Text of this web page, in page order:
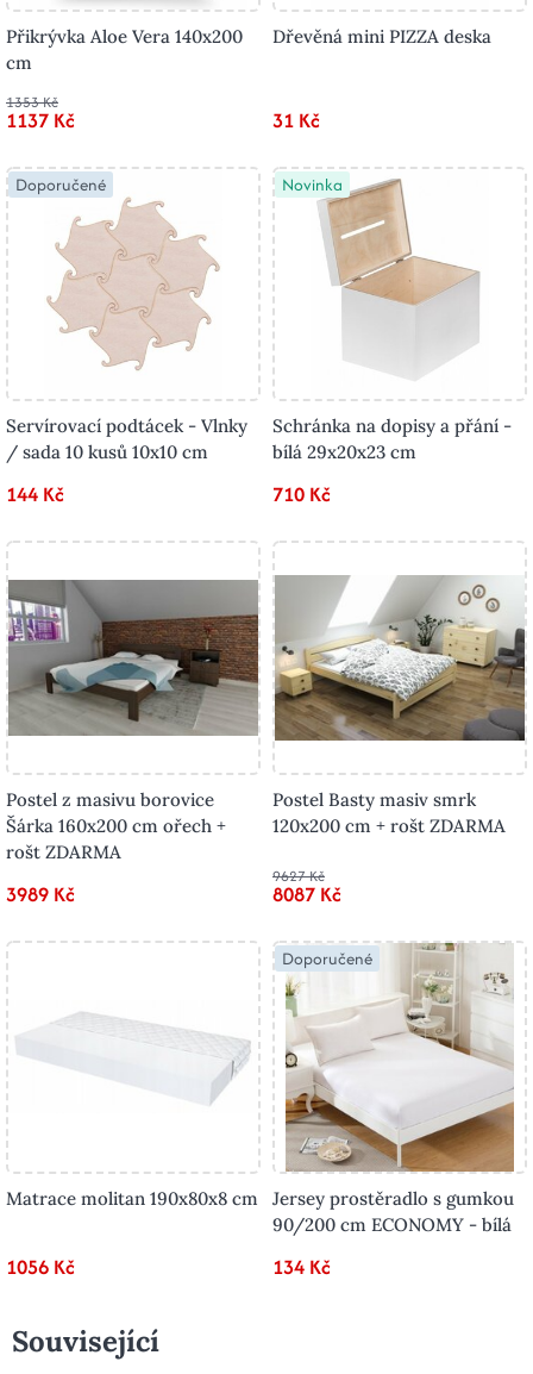
Přikrývka Aloe Vera 140x200
cm
1353 Kč
1137 Kč
Dřevěná mini PIZZA deska
31 Kč
Doporučené
Servírovací podtácek - Vlnky
/ sada 10 kusů 10x10 cm
144 Kč
Novinka
Schránka na dopisy a přání -
bílá 29x20x23 cm
710 Kč
Postel z masivu borovice
Šárka 160x200 cm ořech +
rošt ZDARMA
3989 Kč
Postel Basty masiv smrk
120x200 cm + rošt ZDARMA
9627 Kč
8087 Kč
Matrace molitan 190x80x8 cm
1056 Kč
Doporučené
Jersey prostěradlo s gumkou
90/200 cm ECONOMY - bílá
134 Kč
Související